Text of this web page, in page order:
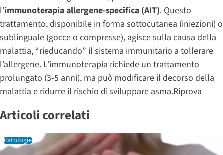
l’immunoterapia allergene-specifica (AIT). Questo
trattamento, disponibile in forma sottocutanea (iniezioni) o
sublinguale (gocce o compresse), agisce sulla causa della
malattia, “rieducando” il sistema immunitario a tollerare
l’allergene. L’immunoterapia richiede un trattamento
prolungato (3-5 anni), ma può modificare il decorso della
malattia e ridurre il rischio di sviluppare asma.Riprova
Articoli correlati
Patologie